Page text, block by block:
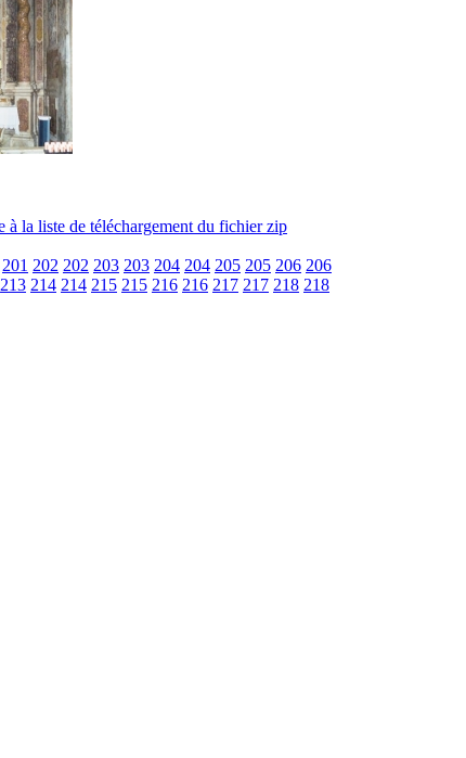
201 202 202 203 203 204 204 205 205 206 206
213 214 214 215 215 216 216 217 217 218 218